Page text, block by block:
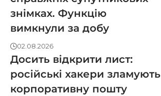
знімках. Функцію
вимкнули за добу
02.08.2026
Досить відкрити лист:
російські хакери зламують
корпоративну пошту